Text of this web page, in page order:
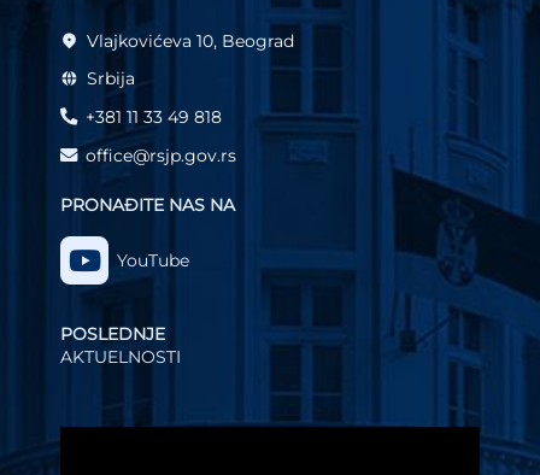
Vlajkovićeva 10, Beograd
Srbija
+381 11 33 49 818
office@rsjp.gov.rs
PRONAĐITE NAS NA
YouTube
POSLEDNJE
AKTUELNOSTI
Video